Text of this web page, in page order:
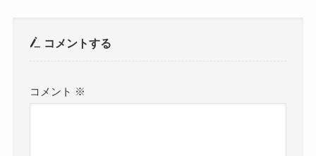
コメントする
コメント ※